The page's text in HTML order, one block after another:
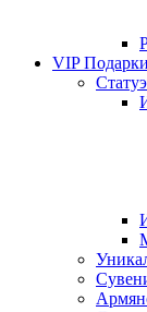
VIP Подарки